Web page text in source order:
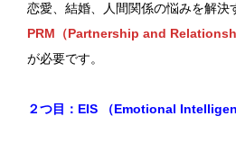
恋愛、結婚、人間関係の悩みを解決
PRM（Partnership and
が必要です。
２つ目：EIS （Emotional